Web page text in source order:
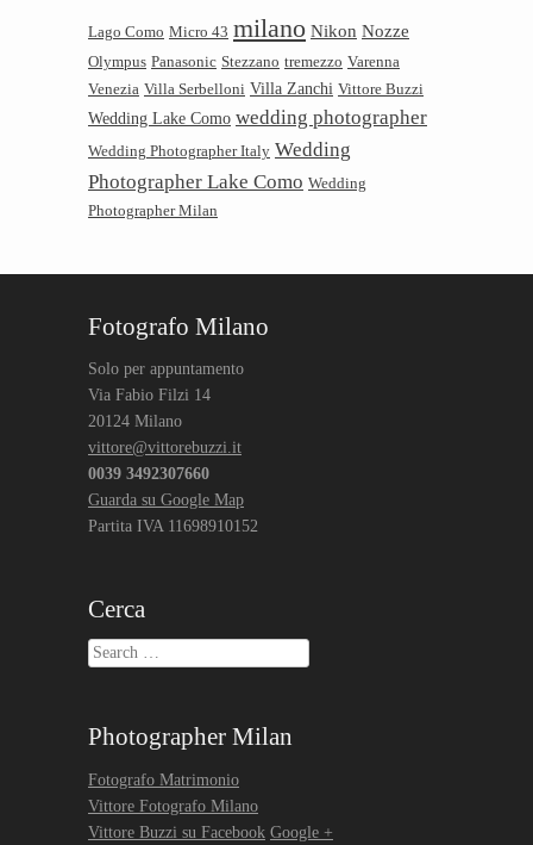
Lago Como Micro 43 milano Nikon Nozze
Olympus Panasonic Stezzano tremezzo Varenna
Venezia Villa Serbelloni Villa Zanchi Vittore Buzzi
Wedding Lake Como wedding photographer
Wedding Photographer Italy Wedding
Photographer Lake Como Wedding
Photographer Milan
Fotografo Milano
Solo per appuntamento
Via Fabio Filzi 14
20124 Milano
vittore@vittorebuzzi.it
0039 3492307660
Guarda su Google Map
Partita IVA 11698910152
Cerca
Search
Photographer Milan
Fotografo Matrimonio
Vittore Fotografo Milano
Vittore Buzzi su Facebook Google +